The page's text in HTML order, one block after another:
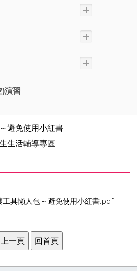
)演習
避免使用小紅書
生活輔導專區
工具懶人包～避免使用小紅書.pdf